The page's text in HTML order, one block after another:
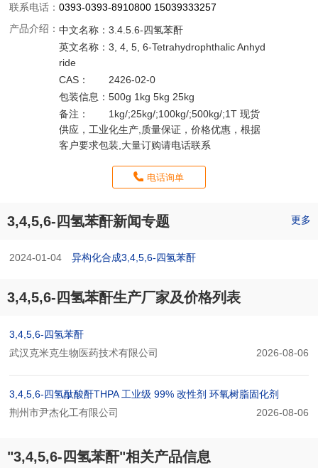
联系电话：0393-0393-8910800 15039333257
产品介绍：中文名称：3.4.5.6-四氢苯酐
英文名称：3, 4, 5, 6-Tetrahydrophthalic Anhyd
ride
CAS：
2426-02-0
包装信息：500g 1kg 5kg 25kg
备注：
1kg/;25kg/;100kg/;500kg/;1T 现货
供应，工业化生产,质量保证，价格优惠，根据
客户要求包装,大量订购请电话联系
电话询单
3,4,5,6-四氢苯酐新闻专题 更多
2024-01-04 异构化合成3,4,5,6-四氢苯酐
3,4,5,6-四氢苯酐生产厂家及价格列表
3,4,5,6-四氢苯酐
武汉克米克生物医药技术有限公司
2026-08-06
3,4,5,6-四氢酞酸酐THPA 工业级 99% 改性剂 环氧树脂固化剂
荆州市尹杰化工有限公司
2026-08-06
"3,4,5,6-四氢苯酐"相关产品信息